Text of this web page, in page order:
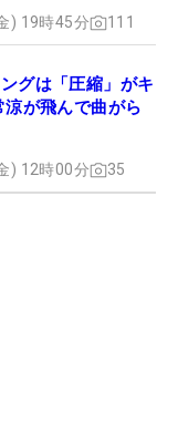
) 19時45分 111
グは「圧縮」がキ
が飛んで曲がら
) 12時00分 35